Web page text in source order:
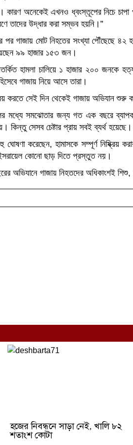
অনেকেই এখনও ধ্বংস্তূপের নিচে
তাদের উদ্ধার করা সম্ভব হয়নি।”
পর গাজায় মোট নিহতের সংখ্যা পৌঁছেছে ৪২
৯৯ হাজার ১৫৩ জন।
হামলা চালিয়ে ১ হাজার ২০০ জনকে
গাজায় নিয়ে আসে তারা।
করতে সেই দিন থেকেই গাজায় অভিযান শুরু
মধ্যে সমঝোতার জন্য গত এক বছরে
কিন্তু সেসব চেষ্টার প্রায় সবই ব্যর্থ হয়েছে।
ঘোষণা করেছেন, হামাসকে সম্পূর্ণ
কোনো ছাড় দিতে প্রস্তুত নয়।
অভিযানে গাজায় নিহতদের অধিকাংশই
হজের নিবন্ধনে সাড়া নেই, খালি ৮২
শতাংশ কোটা